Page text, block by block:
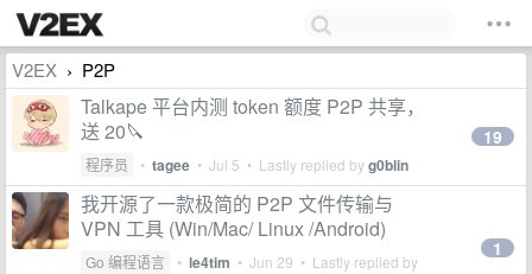
V2EX › P2P
Talkape 平台内测 token 额度 P2P 共享，
送 20🔪
程序员 • tagee • Jul 5 • Lastly replied byg0blin
19
我开源了一款极简的 P2P 文件传输与
VPN 工具 (Win/Mac/ Linux /Android)
Go 编程语言 • le4tim • Jun 29 • Lastly replied by
1